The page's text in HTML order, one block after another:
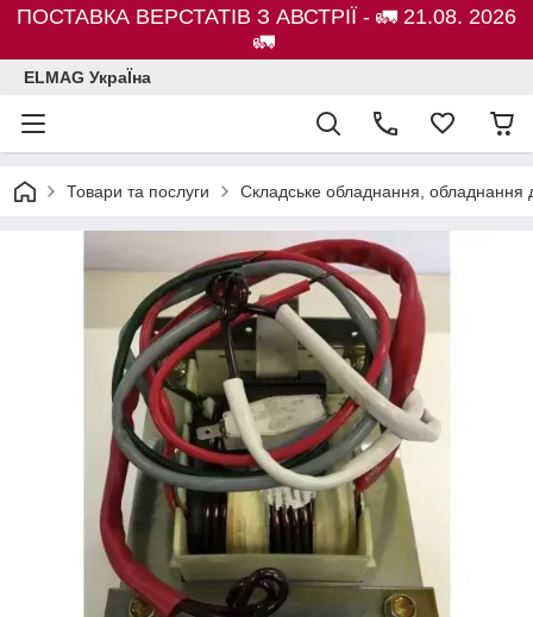
ПОСТАВКА ВЕРСТАТІВ З АВСТРІЇ - 🚛 21.08. 2026
🚛
ELMAG УкраЇна
Товари та послуги Складське обладнання, обладнання